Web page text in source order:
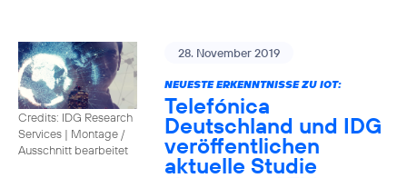
Credits: IDG Research
Services | Montage /
Ausschnitt bearbeitet
28. November 2019
NEUESTE ERKENNTNISSE ZU IOT:
Telefónica
Deutschland und IDG
veröffentlichen
aktuelle Studie